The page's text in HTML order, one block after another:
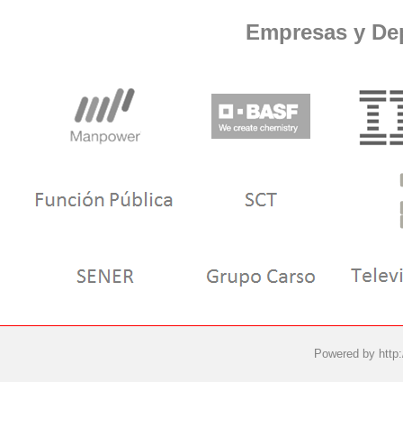
Empresas y
Powered by